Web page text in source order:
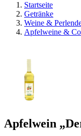
Startseite
Getränke
Weine &
Apfelweine &
Apfelwein